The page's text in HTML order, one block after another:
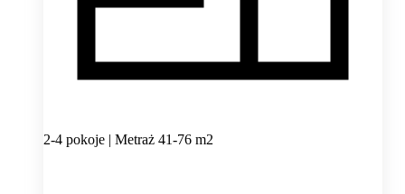
2-4 pokoje | Metraż 41-76 m2